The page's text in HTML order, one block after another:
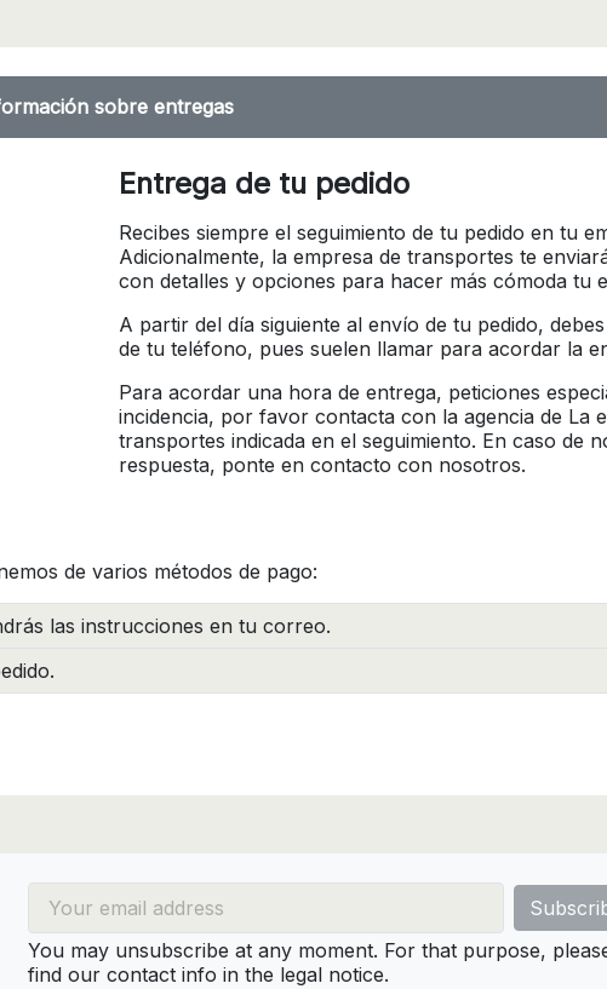
sobre entregas
Entrega de tu pedido
Recibes siempre el seguimiento de tu pedido en tu
Adicionalmente, la empresa de transportes te
con detalles y opciones para hacer más cómoda tu
A partir del día siguiente al envío de tu pedido,
de tu teléfono, pues suelen llamar para acordar la
Para acordar una hora de entrega, peticiones
incidencia, por favor contacta con la agencia de La
transportes indicada en el seguimiento. En caso de
respuesta, ponte en contacto con nosotros.
de varios métodos de pago:
las instrucciones en tu correo.
You may unsubscribe at any moment. For that purpose,
find our contact info in the legal notice.